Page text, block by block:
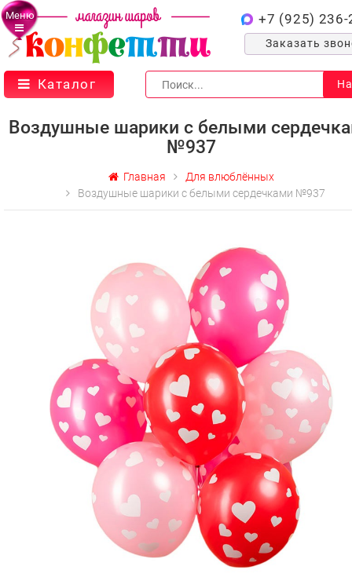
Меню +7 (925) 236-
Заказать
Каталог
Воздушные шарики с белыми
№937
Главная
Для влюблённых
Воздушные шарики с белыми сердечками №937